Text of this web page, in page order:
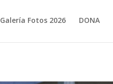
Galería Fotos 2026 DONA